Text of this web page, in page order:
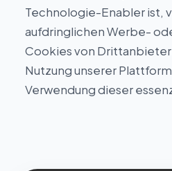
Technologie-Enabler ist,
aufdringlichen Werbe-
Cookies von
Nutzung unserer
Verwendung dieser